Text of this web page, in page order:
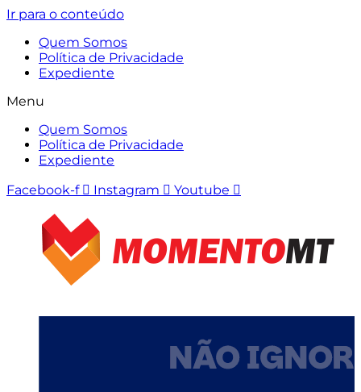
Ir para o conteúdo
Quem Somos
Política de Privacidade
Expediente
Menu
Quem Somos
Política de Privacidade
Expediente
Facebook-f
Instagram Youtube